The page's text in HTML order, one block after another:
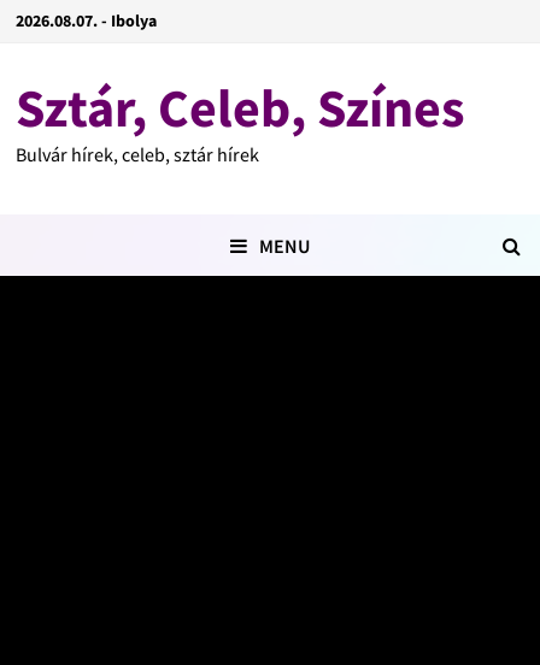
2026.08.07. - Ibolya
Sztár, Celeb, Színes
Bulvár hírek, celeb, sztár hírek
MENU